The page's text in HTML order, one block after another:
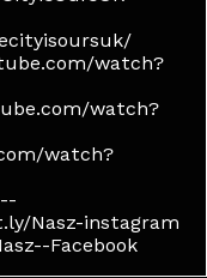
watch?
watch?
watch?
Nasz-instagram
Facebook